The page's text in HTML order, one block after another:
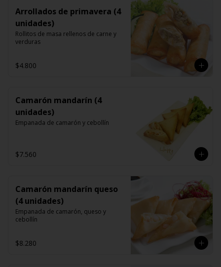
Arrollados de primavera (4
unidades)
Rollitos de masa rellenos de carne y
verduras
$4.800
Camarón mandarín (4
unidades)
Empanada de camarón y cebollín
$7.560
Camarón mandarín queso
(4 unidades)
Empanada de camarón, queso y
cebollín
$8.280